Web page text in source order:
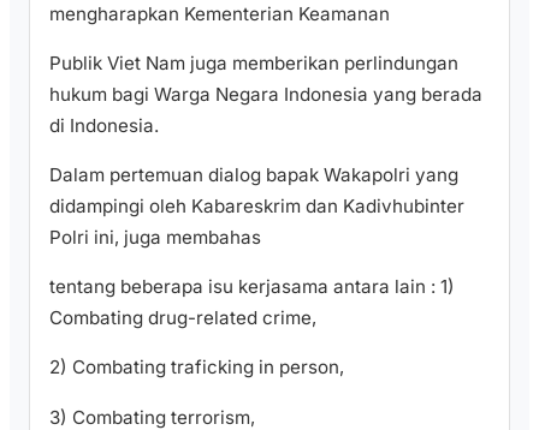
mengharapkan Kementerian Keamanan
Publik Viet Nam juga memberikan perlindungan
hukum bagi Warga Negara Indonesia yang berada
di Indonesia.
Dalam pertemuan dialog bapak Wakapolri yang
didampingi oleh Kabareskrim dan Kadivhubinter
Polri ini, juga membahas
tentang beberapa isu kerjasama antara lain : 1)
Combating drug-related crime,
2) Combating traficking in person,
3) Combating terrorism,